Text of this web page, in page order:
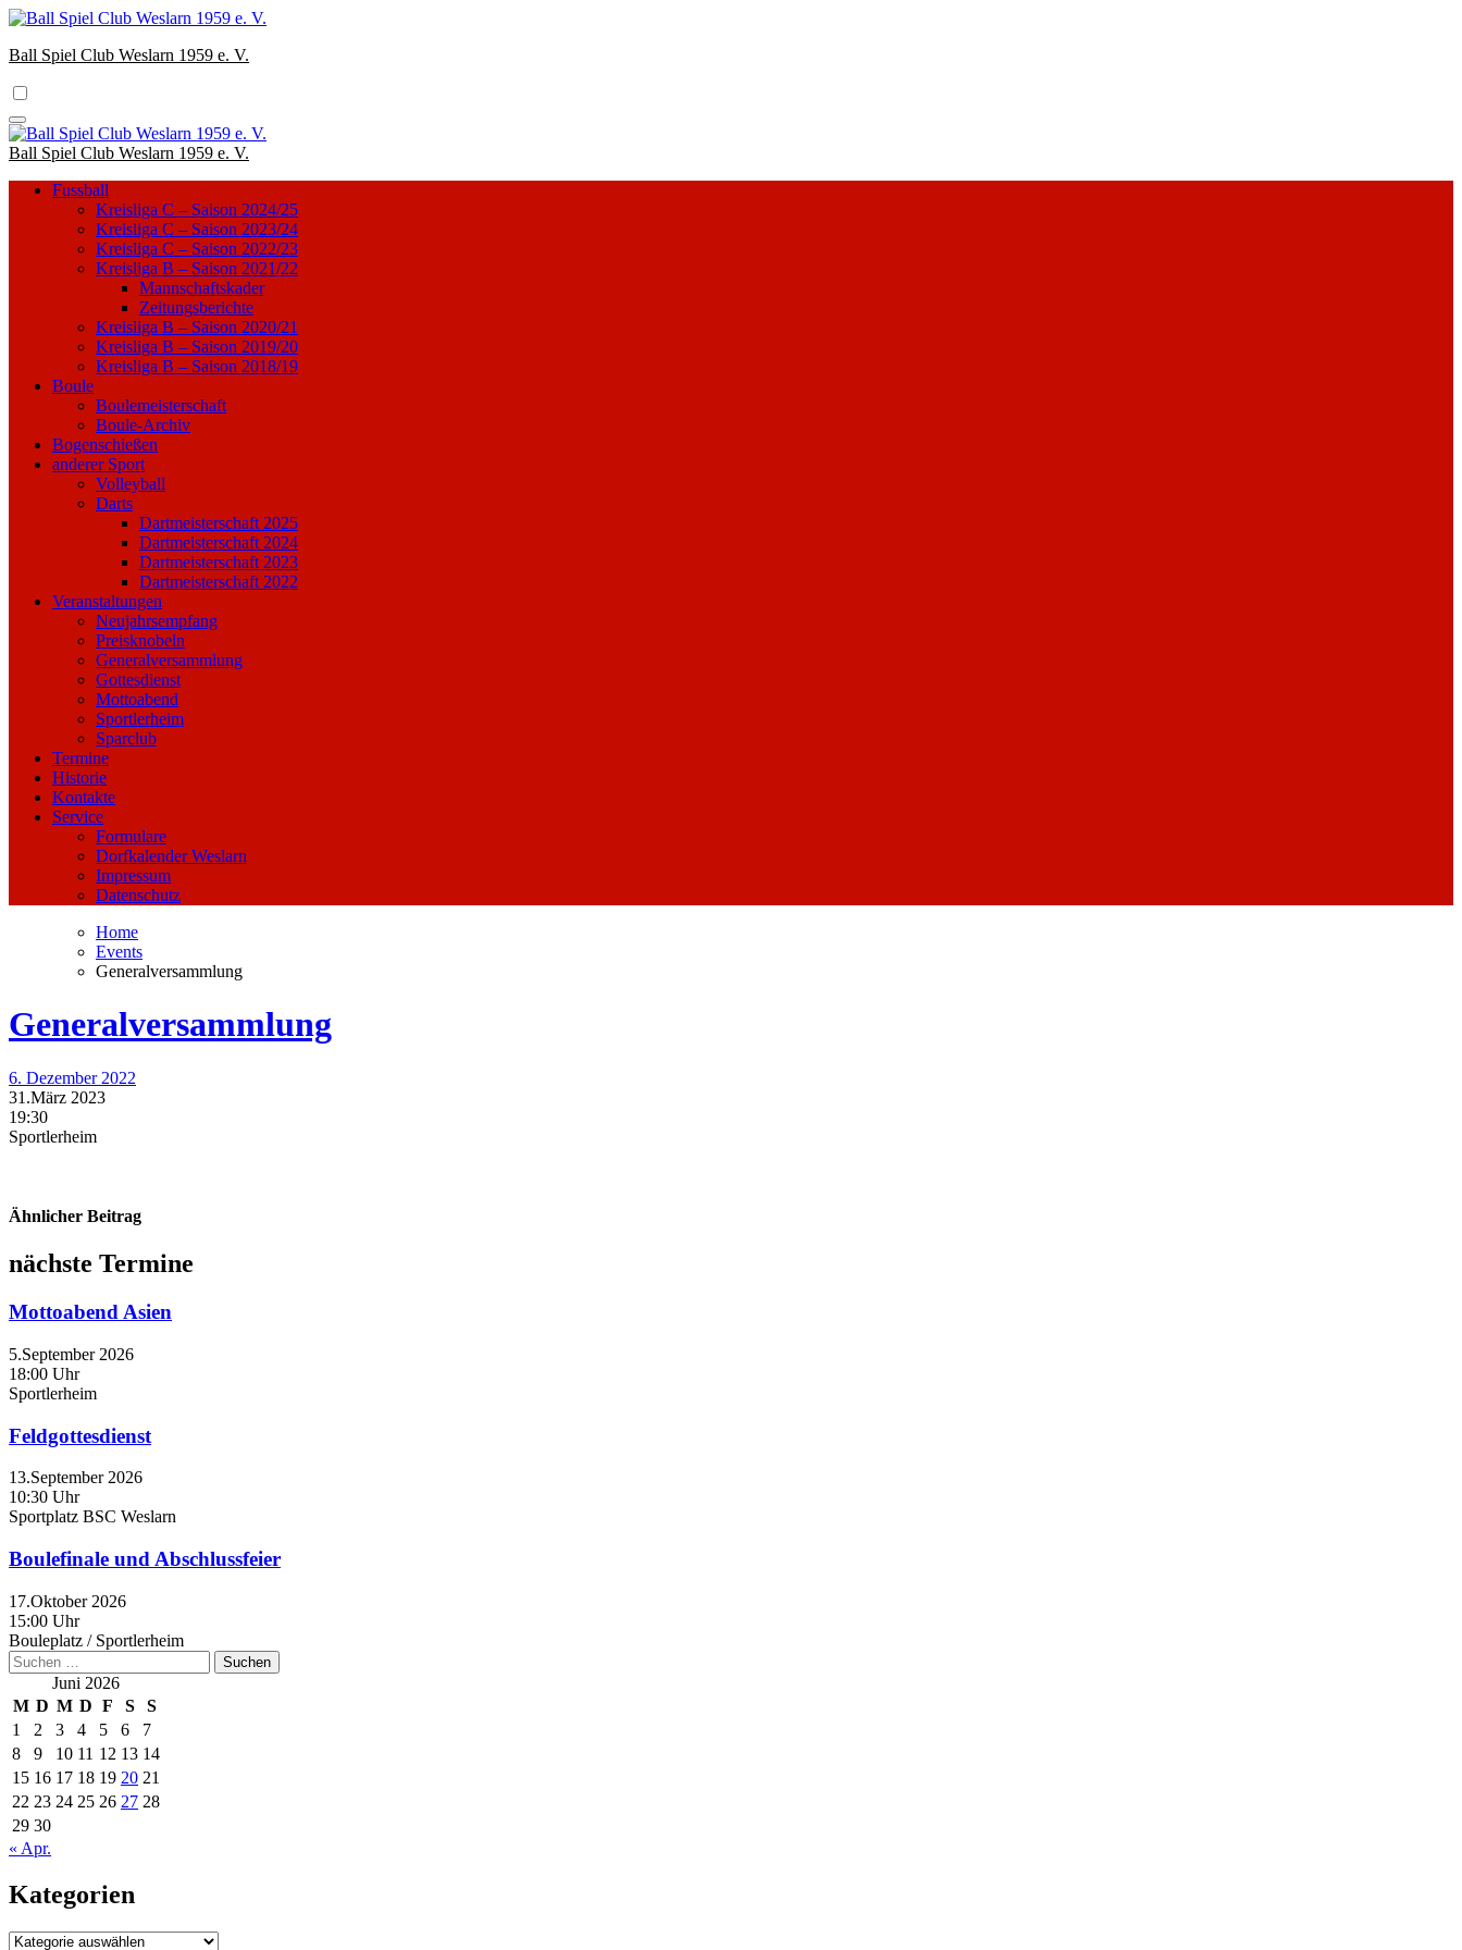
Zum
springen
Ball Spiel Club Weslarn 1959 e. V.
Ball Spiel Club Weslarn 1959 e. V.
Fussball
Kreisliga C – Saison 2024/25
Kreisliga C – Saison 2023/24
Kreisliga C – Saison 2022/23
Kreisliga B – Saison 2021/22
Mannschaftskader
Zeitungsberichte
Kreisliga B – Saison 2020/21
Kreisliga B – Saison 2019/20
Kreisliga B – Saison 2018/19
Boule
Boulemeisterschaft
Boule-Archiv
Bogenschießen
anderer Sport
Volleyball
Darts
Dartmeisterschaft 2025
Dartmeisterschaft 2024
Dartmeisterschaft 2023
Dartmeisterschaft 2022
Veranstaltungen
Neujahrsempfang
Preisknobeln
Generalversammlung
Gottesdienst
Mottoabend
Sportlerheim
Sparclub
Termine
Historie
Kontakte
Service
Formulare
Dorfkalender Weslarn
Impressum
Datenschutz
Home
Events
Generalversammlung
Generalversammlung
6. Dezember 2022
31.März 2023
19:30
Sportlerheim
Ähnlicher Beitrag
nächste Termine
Mottoabend Asien
5.September 2026
18:00 Uhr
Sportlerheim
Feldgottesdienst
13.September 2026
10:30 Uhr
Sportplatz BSC Weslarn
Boulefinale und Abschlussfeier
17.Oktober 2026
15:00 Uhr
Bouleplatz / Sportlerheim
Suchen
nach: Juni 2026
M D M D F S
S
1
2 3 4 5 6
7
8
9 10 11 12 13 14
15 16 17 18 19 20 21
22 23 24 25 26 27 28
29 30
« Apr.
Kategorien
Kategorien